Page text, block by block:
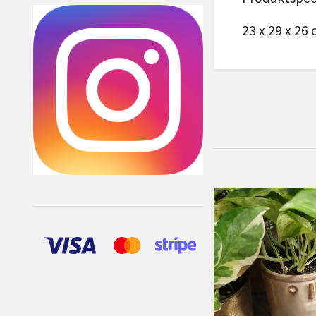
23 x 29 x 26